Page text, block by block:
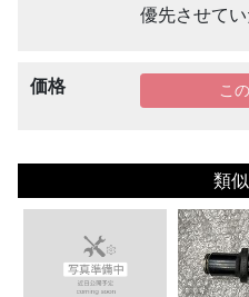
優先させてい
価格 こ
類